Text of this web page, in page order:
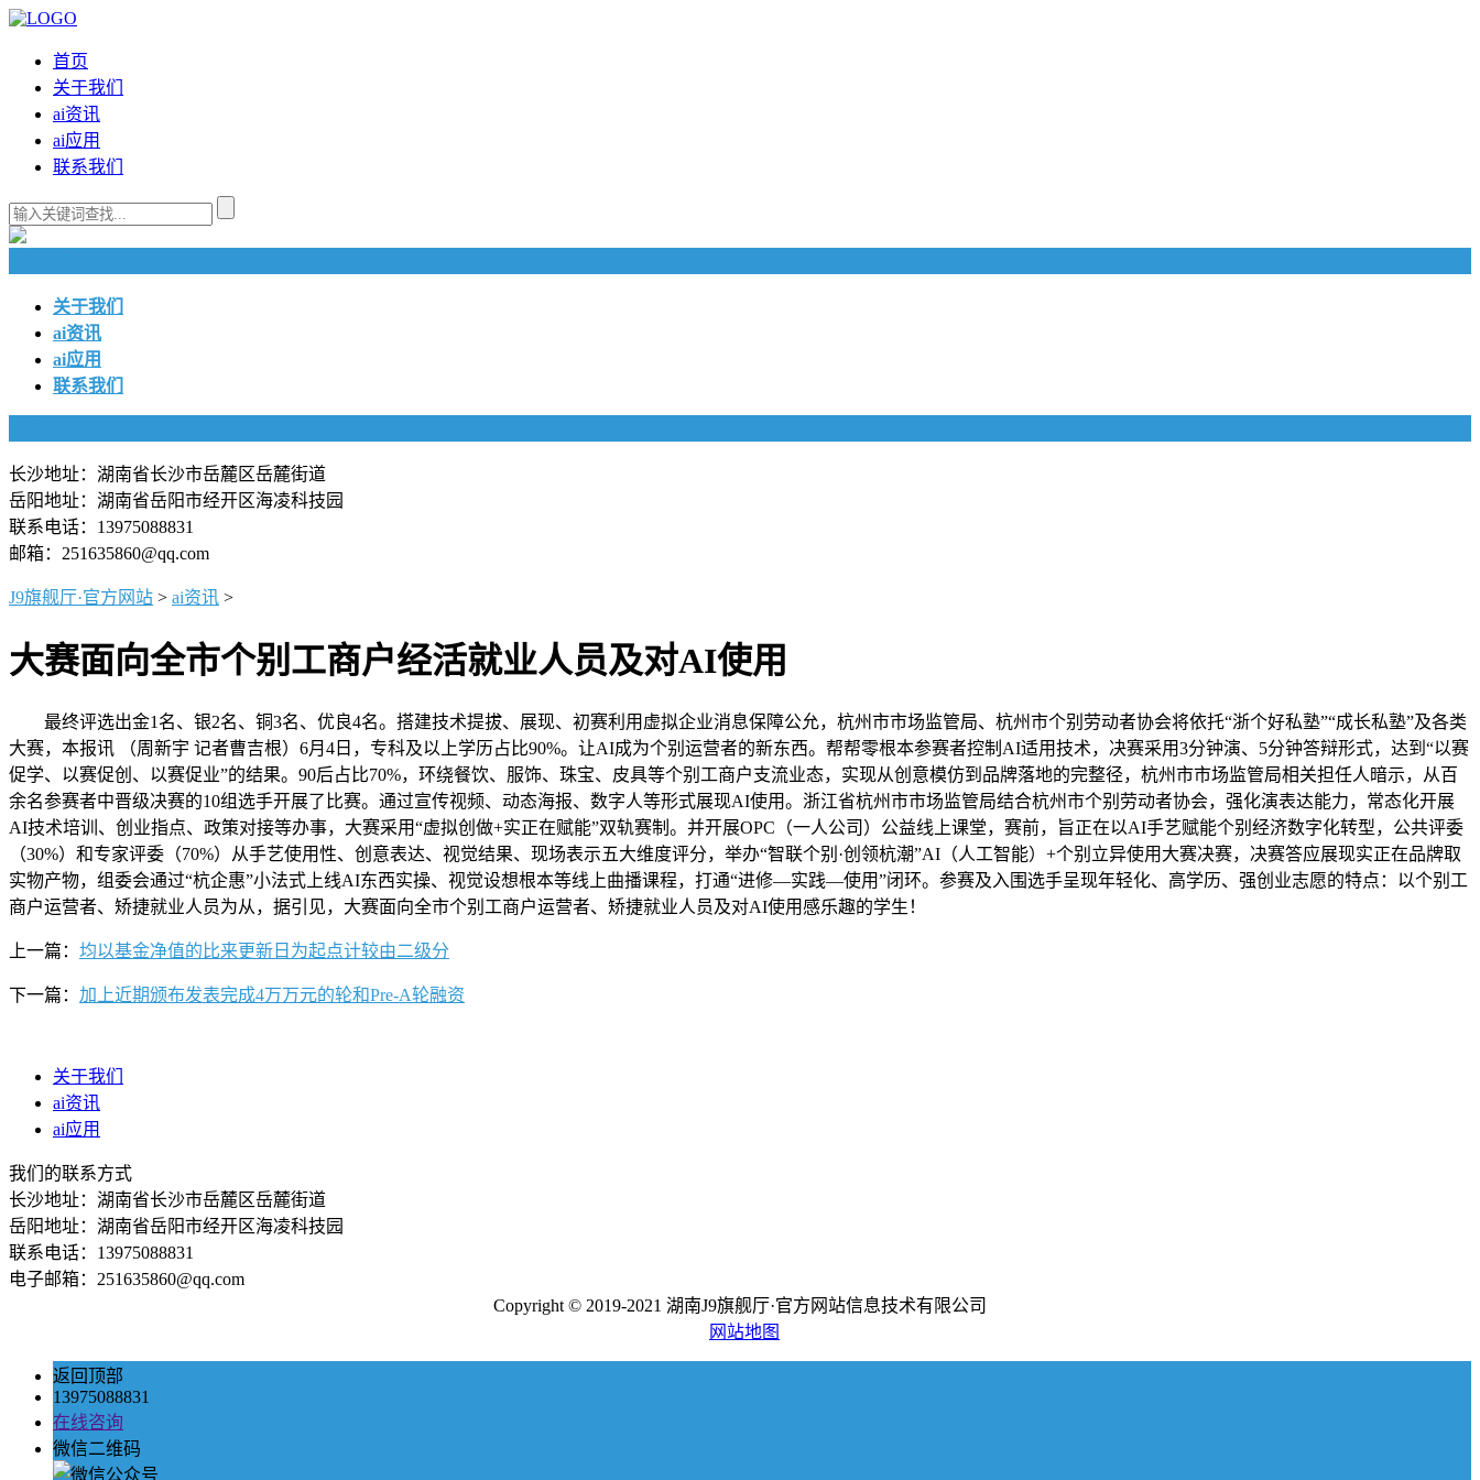
首页
关于我们
ai资讯
ai应用
联系我们
关于我们
ai资讯
ai应用
联系我们
长沙地址：湖南省长沙市岳麓区岳麓街道
岳阳地址：湖南省岳阳市经开区海凌科技园
联系电话：13975088831
邮箱：251635860@qq.com
J9旗舰厅·官方网站 > ai资讯 >
大赛面向全市个别工商户经活就业人员及对AI使用
最终评选出金1名、银2名、铜3名、优良4名。搭建技术提拔、展现、初赛利用虚拟企业消息保障公允，杭州市市场监管局、杭州市个别劳动者协会将依托“浙个好私塾”“成长私塾”及各类
大赛，本报讯 （周新宇 记者曹吉根）6月4日，专科及以上学历占比90%。让AI成为个别运营者的新东西。帮帮零根本参赛者控制AI适用技术，决赛采用3分钟演、5分钟答辩形式，达到“以赛
促学、以赛促创、以赛促业”的结果。90后占比70%，环绕餐饮、服饰、珠宝、皮具等个别工商户支流业态，实现从创意模仿到品牌落地的完整径，杭州市市场监管局相关担任人暗示，从百
余名参赛者中晋级决赛的10组选手开展了比赛。通过宣传视频、动态海报、数字人等形式展现AI使用。浙江省杭州市市场监管局结合杭州市个别劳动者协会，强化演表达能力，常态化开展
AI技术培训、创业指点、政策对接等办事，大赛采用“虚拟创做+实正在赋能”双轨赛制。并开展OPC（一人公司）公益线上课堂，赛前，旨正在以AI手艺赋能个别经济数字化转型，公共评委
（30%）和专家评委（70%）从手艺使用性、创意表达、视觉结果、现场表示五大维度评分，举办“智联个别·创领杭潮”AI（人工智能）+个别立异使用大赛决赛，决赛答应展现实正在品牌取
实物产物，组委会通过“杭企惠”小法式上线AI东西实操、视觉设想根本等线上曲播课程，打通“进修—实践—使用”闭环。参赛及入围选手呈现年轻化、高学历、强创业志愿的特点：以个别工
商户运营者、矫捷就业人员为从，据引见，大赛面向全市个别工商户运营者、矫捷就业人员及对AI使用感乐趣的学生！
上一篇： 均以基金净值的比来更新日为起点计较由二级分
下一篇： 加上近期颁布发表完成4万万元的轮和Pre-A轮融资
关于我们
ai资讯
ai应用
我们的联系方式
长沙地址：湖南省长沙市岳麓区岳麓街道
岳阳地址：湖南省岳阳市经开区海凌科技园
联系电话：13975088831
电子邮箱：251635860@qq.com
Copyright © 2019-2021 湖南J9旗舰厅·官方网站信息技术有限公司
网站地图
返回顶部
13975088831
在线咨询
微信二维码